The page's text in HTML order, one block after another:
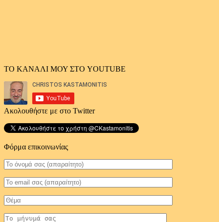
ΤΟ ΚΑΝΑΛΙ ΜΟΥ ΣΤΟ YOUTUBE
Ακολουθήστε με στο Twitter
Φόρμα επικοινωνίας